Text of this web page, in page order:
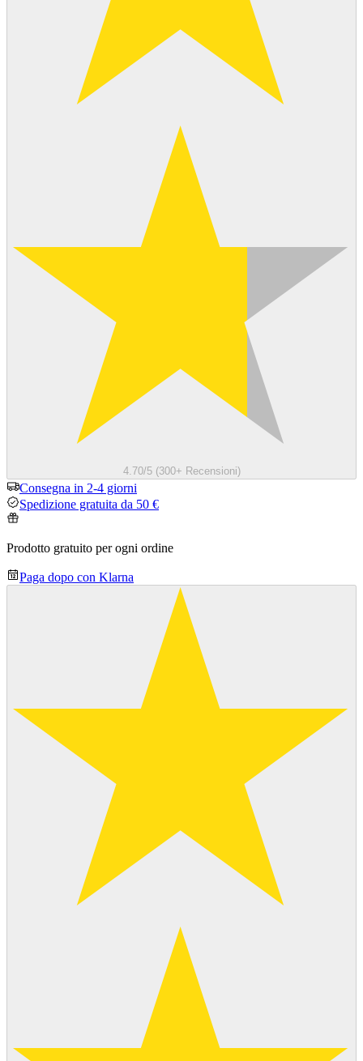
4.70/5 (300+ Recensioni)
Consegna in 2-4 giorni
Spedizione gratuita da 50 €
Prodotto gratuito per ogni ordine
Paga dopo con Klarna